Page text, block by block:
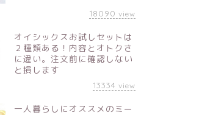
18090 view
オイシックスお試しセットは
２種類ある！内容とオトクさ
に違い。注文前に確認しない
と損します
13334 view
一人暮らしにオススメのミー